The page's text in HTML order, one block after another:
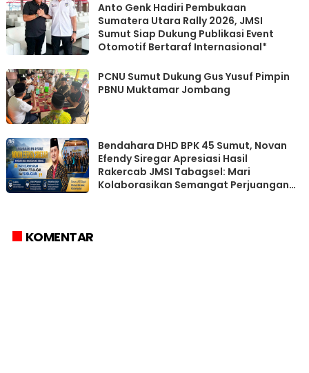
Anto Genk Hadiri Pembukaan
Sumatera Utara Rally 2026, JMSI
Sumut Siap Dukung Publikasi Event
Otomotif Bertaraf Internasional*
PCNU Sumut Dukung Gus Yusuf Pimpin
PBNU Muktamar Jombang
Bendahara DHD BPK 45 Sumut, Novan
Efendy Siregar Apresiasi Hasil
Rakercab JMSI Tabagsel: Mari
Kolaborasikan Semangat Perjuangan
KOMENTAR